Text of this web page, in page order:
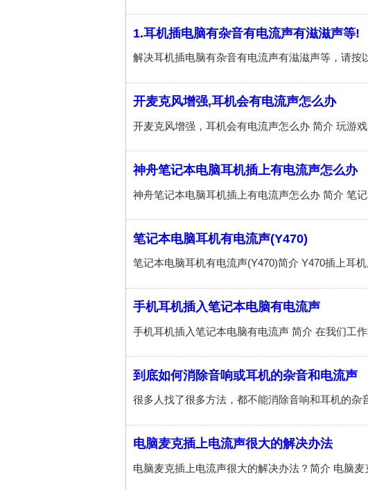
1.耳机插电脑有杂音有电流声有滋滋声等!
开麦克风增强,耳机会有电流声怎么办
神舟笔记本电脑耳机插上有电流声怎么办
笔记本电脑耳机有电流声(Y470)
手机耳机插入笔记本电脑有电流声
到底如何消除音响或耳机的杂音和电流声
电脑麦克插上电流声很大的解决办法